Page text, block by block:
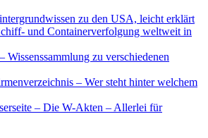
zu den USA, leicht erklärt
und Containerverfolgung weltweit in
Wissenssammlung zu verschiedenen
– Wer steht hinter welchem
– Die W-Akten – Allerlei für